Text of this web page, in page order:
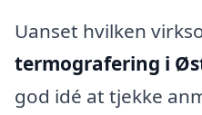
Uanset hvilken
termografering i
god idé at tjekke